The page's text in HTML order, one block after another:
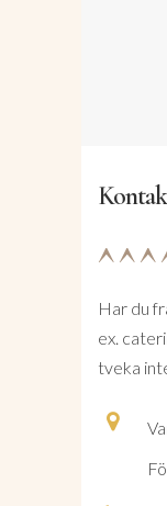
Har du
ex.
tveka